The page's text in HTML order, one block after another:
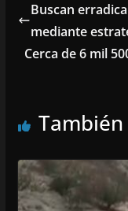
Buscan
mediante
Cerca de 6 mil